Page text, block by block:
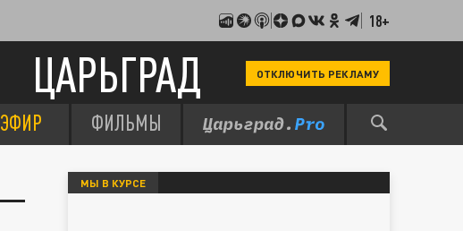
18+
ЦАРЬГРАД ОТКЛЮЧИТЬ РЕКЛАМУ
ЭФИР ФИЛЬМЫ
МЫ В КУРСЕ